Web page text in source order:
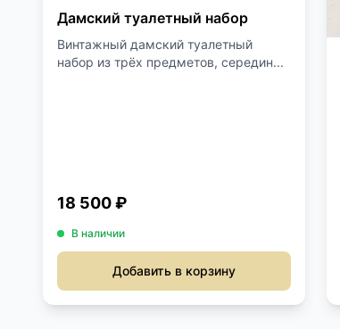
Дамский туалетный набор
Винтажный дамский туалетный
набор из трёх предметов, середин...
18 500 ₽
В наличии
Добавить в корзину